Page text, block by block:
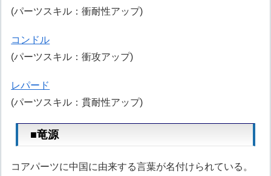
(パーツスキル：衝耐性アップ)
コンドル
(パーツスキル：衝攻アップ)
レパード
(パーツスキル：貫耐性アップ)
■竜源
コアパーツに中国に由来する言葉が名付けられている。